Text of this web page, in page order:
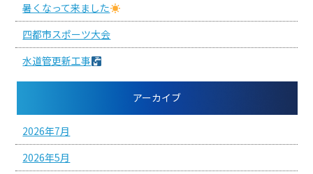
暑くなって来ました
四都市スポーツ大会
水道管更新工事
アーカイブ
2026年7月
2026年5月